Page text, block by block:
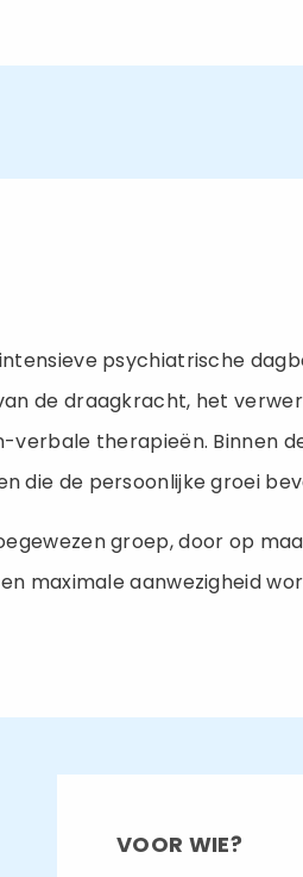
psychiatrische
de draagkracht, het
verbale therapieën.
die de persoonlijke groei
groep, door op
maximale aanwezigheid
VOOR WIE?